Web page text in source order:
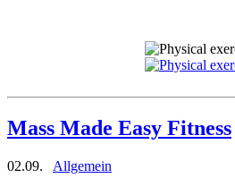
Mass Made Easy Fitness
02.09. Allgemein